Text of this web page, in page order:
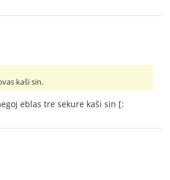
kaŝi sin.
eblas tre sekure kaŝi sin [: